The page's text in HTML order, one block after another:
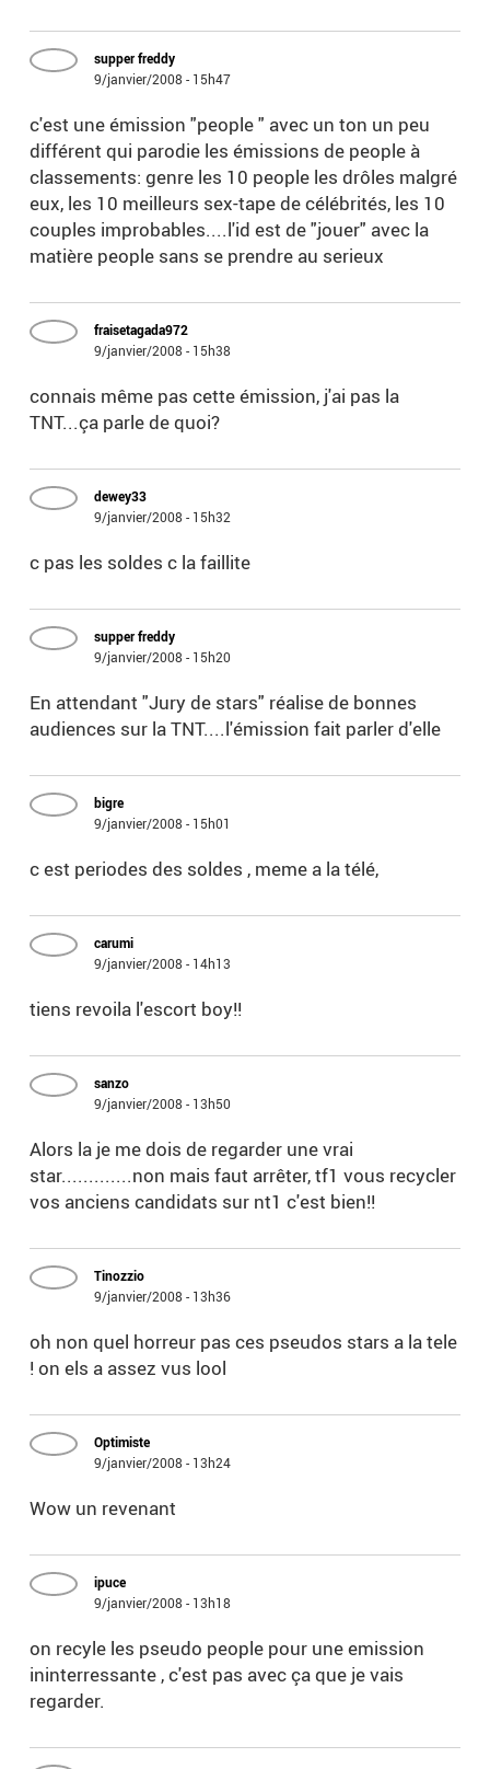
supper freddy
9/janvier/2008 - 15h47
c'est une émission "people " avec un ton un peu
différent qui parodie les émissions de people à
classements: genre les 10 people les drôles malgré
eux, les 10 meilleurs sex-tape de célébrités, les 10
couples improbables....l'id est de "jouer" avec la
matière people sans se prendre au serieux
fraisetagada972
9/janvier/2008 - 15h38
connais même pas cette émission, j'ai pas la
TNT...ça parle de quoi?
dewey33
9/janvier/2008 - 15h32
c pas les soldes c la faillite
supper freddy
9/janvier/2008 - 15h20
En attendant "Jury de stars" réalise de bonnes
audiences sur la TNT....l'émission fait parler d'elle
bigre
9/janvier/2008 - 15h01
c est periodes des soldes , meme a la télé,
carumi
9/janvier/2008 - 14h13
tiens revoila l'escort boy!!
sanzo
9/janvier/2008 - 13h50
Alors la je me dois de regarder une vrai
star.............non mais faut arrêter, tf1 vous recycler
vos anciens candidats sur nt1 c'est bien!!
Tinozzio
9/janvier/2008 - 13h36
oh non quel horreur pas ces pseudos stars a la tele
! on els a assez vus lool
Optimiste
9/janvier/2008 - 13h24
Wow un revenant
ipuce
9/janvier/2008 - 13h18
on recyle les pseudo people pour une emission
ininterressante , c'est pas avec ça que je vais
regarder.